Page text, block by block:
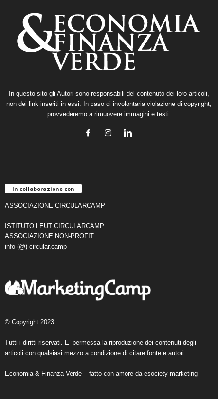
In questo sito gli Autori sono responsabili del contenuto dei loro articoli,
non dei link inseriti in essi. In caso di involontaria violazione di copyright,
provvederemo a rimuovere immagini e testi.
In collaborazione con
ASSOCIAZIONE CIRCULARCAMP
ISTITUTO LEUT CIRCULARCAMP
ASSOCIAZIONE NON-PROFIT
info (@) circular.camp
© Copyright 2023
Tutti i diritti riservati. E’ permessa la riproduzione dei contenuti degli
articoli con qualsiasi mezzo a condizione di citare fonte e autori.
Economia & Finanza Verde – fatto con amore da esociety marketing